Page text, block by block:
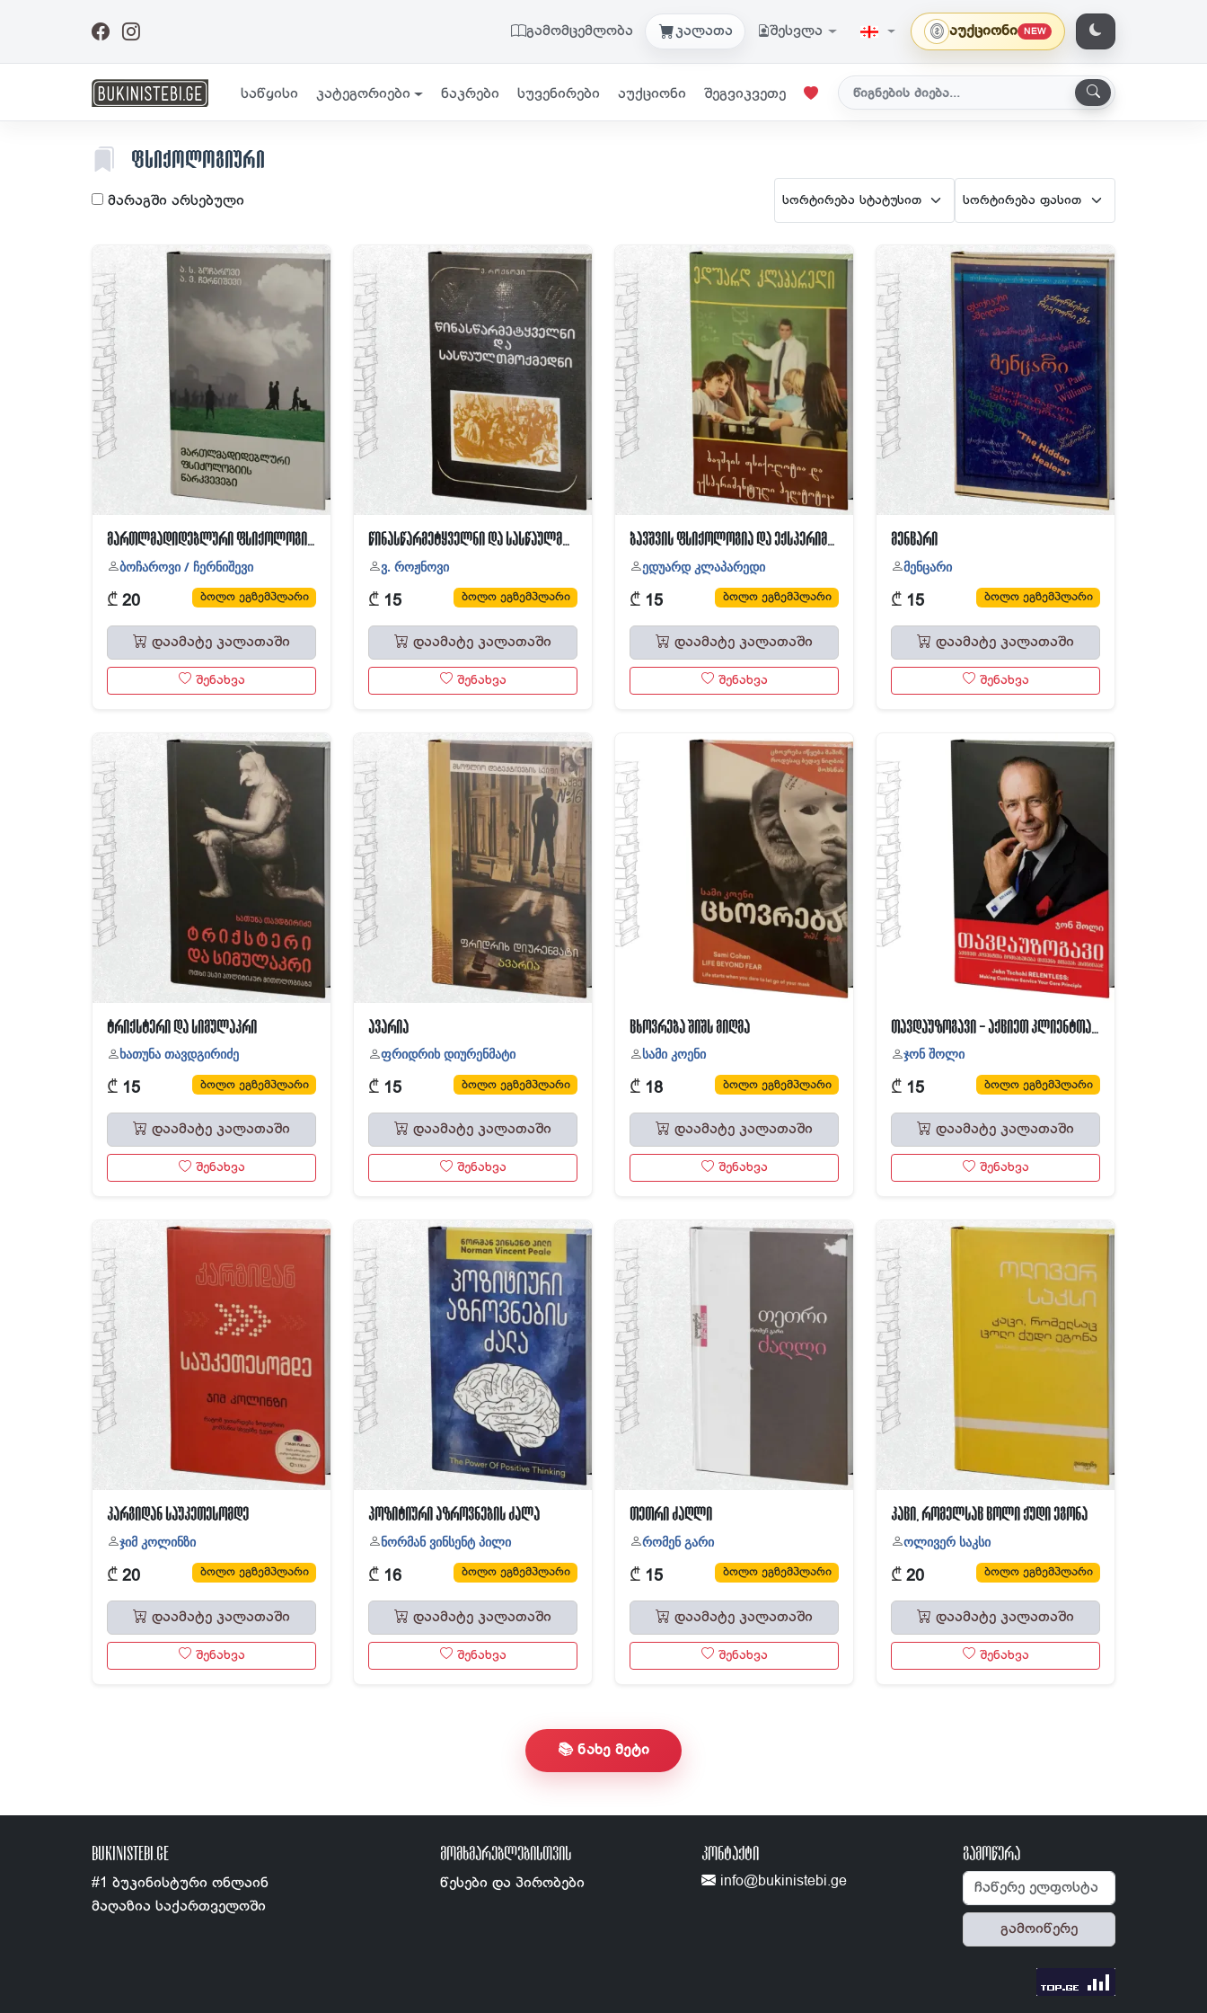
გამომცემლობა კალათა შესვლა აუქციონი NEW
საწყისი კატეგორიები ნაკრები სუვენირები აუქციონი შეგვიკვეთე
ᲤᲡᲘᲥᲝᲚᲝᲒᲘᲣᲠᲘ
მარაგში არსებული
ბოჩაროვი / ჩერნიშევი
₾ 20 ბოლო ეგზემპლარი
დაამატე კალათაში
შენახვა
ვ. როჟნოვი
₾ 15 ბოლო ეგზემპლარი
დაამატე კალათაში
შენახვა
ედუარდ კლაპარედი
₾ 15 ბოლო ეგზემპლარი
დაამატე კალათაში
შენახვა
მენცარი
მენცარი
₾ 15 ბოლო ეგზემპლარი
დაამატე კალათაში
შენახვა
ტრიქსტერი და სიმულაკრი
ხათუნა თავდგირიძე
₾ 15 ბოლო ეგზემპლარი
დაამატე კალათაში
შენახვა
ავარია
ფრიდრიხ დიურენმატი
₾ 15 ბოლო ეგზემპლარი
დაამატე კალათაში
შენახვა
ცხოვრება შიშს მიღმა
სამი კოენი
₾ 18 ბოლო ეგზემპლარი
დაამატე კალათაში
შენახვა
ჯონ შოლი
₾ 15 ბოლო ეგზემპლარი
დაამატე კალათაში
შენახვა
კარგიდან საუკეთესომდე
ჯიმ კოლინზი
₾ 20 ბოლო ეგზემპლარი
დაამატე კალათაში
შენახვა
პოზიტიური აზროვნების ძალა
ნორმან ვინსენტ პილი
₾ 16 ბოლო ეგზემპლარი
დაამატე კალათაში
შენახვა
თეთრი ძაღლი
რომენ გარი
₾ 15 ბოლო ეგზემპლარი
დაამატე კალათაში
შენახვა
კაცი, რომელსაც ცოლი ქუდი ეგონა
ოლივერ საკსი
₾ 20 ბოლო ეგზემპლარი
დაამატე კალათაში
შენახვა
📚 ნახე მეტი
BUKINISTEBI.GE
#1 ბუკინისტური ონლაინ
მაღაზია საქართველოში
ᲛᲝᲛᲮᲛᲐᲠᲔᲑᲚᲔᲑᲘᲡᲗᲕᲘᲡ
წესები და პირობები
ᲙᲝᲜᲢᲐᲥᲢᲘ
info@bukinistebi.ge
გამოწერა
გამოიწერე